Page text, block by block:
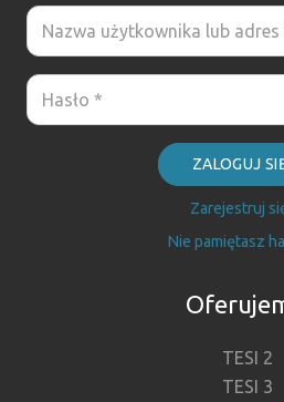
ZALOGUJ
Zarejestruj
Nie pamiętasz
TESI 2
TESI 3